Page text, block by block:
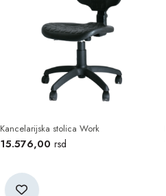
Kancelarijska stolica Work
15.576,00 rsd